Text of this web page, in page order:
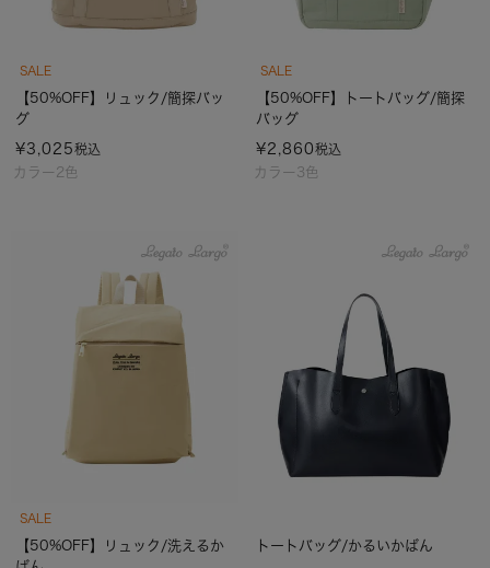
SALE
カラー2色
【50%OFF】リュック/簡探バッ
グ
¥3,025税込
SALE
カラー3色
【50%OFF】トートバッグ/簡探
バッグ
¥2,860税込
SALE
【50%OFF】リュック/洗えるか
トートバッグ/かるいかばん